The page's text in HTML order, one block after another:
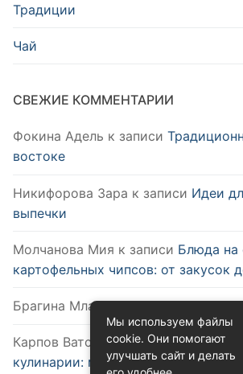
Традиции
Чай
СВЕЖИЕ КОММЕНТАРИИ
Фокина Адель к записи
востоке
Никифорова Зара к записи Идеи
выпечки
Молчанова Мия к записи Блюда на
картофельных чипсов: от закусок
Брагина Младак записиКак
Карпов Ватславк записиУдобство
кулинарии: микроволновка
Мы используем файлы
cookie. Они помогают
улучшать сайт и делать